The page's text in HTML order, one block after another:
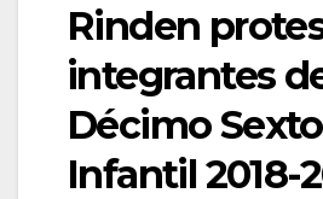
Rinden
integrantes
Décimo
Infantil 2018-